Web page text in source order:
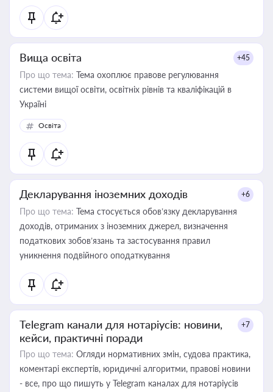
Вища освіта +45
Про що тема: Тема охоплює правове регулювання
системи вищої освіти, освітніх рівнів та кваліфікацій в
Україні
Освіта
Декларування іноземних доходів +6
Про що тема: Тема стосується обов’язку декларування
доходів, отриманих з іноземних джерел, визначення
податкових зобов’язань та застосування правил
уникнення подвійного оподаткування
Telegram канали для нотаріусів: новини,
кейси, практичні поради
+7
Про що тема: Огляди нормативних змін, судова практика,
коментарі експертів, юридичні алгоритми, правові новини
- все, про що пишуть у Telegram каналах для нотаріусів